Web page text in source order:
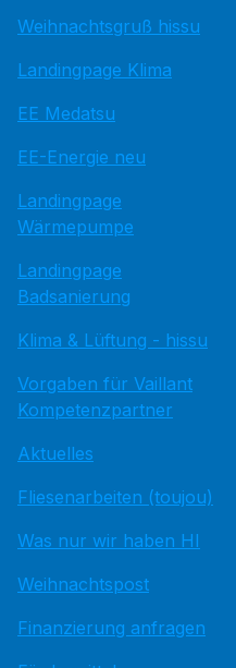
Weihnachtsgruß hissu
Landingpage Klima
EE Medatsu
EE-Energie neu
Landingpage
Wärmepumpe
Landingpage
Badsanierung
Klima & Lüftung - hissu
Vorgaben für Vaillant
Kompetenzpartner
Aktuelles
Fliesenarbeiten (toujou)
Was nur wir haben HI
Weihnachtspost
Finanzierung anfragen